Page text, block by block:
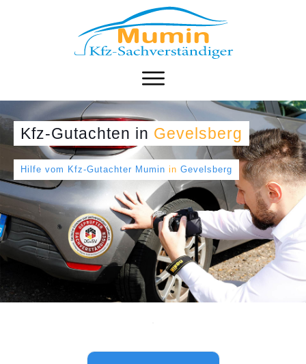
Kfz-Gutachten in Gevelsberg
Hilfe vom Kfz-Gutachter Mumin in Gevelsberg